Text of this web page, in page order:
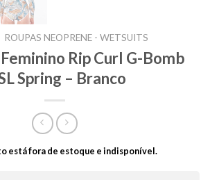
ROUPAS NEOPRENE - WETSUITS
Rip Curl G-Bomb
Spring – Branco
está fora de estoque e indisponível.